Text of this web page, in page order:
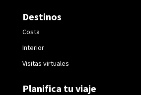
Destinos
Costa
Interior
Visitas virtuales
Planifica tu viaje